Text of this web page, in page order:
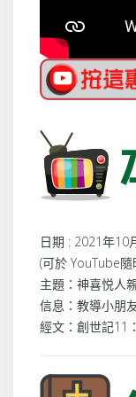
日期 : 2021年10
(可於 YouTube隨
主題：神喜悦人
信息：教導小朋
經文：創世記11